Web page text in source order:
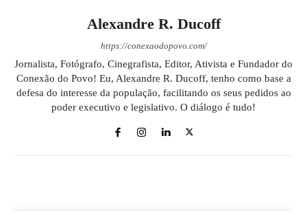
Alexandre R. Ducoff
https://conexaodopovo.com/
Jornalista, Fotógrafo, Cinegrafista, Editor, Ativista e Fundador do
Conexão do Povo! Eu, Alexandre R. Ducoff, tenho como base a
defesa do interesse da população, facilitando os seus pedidos ao
poder executivo e legislativo. O diálogo é tudo!